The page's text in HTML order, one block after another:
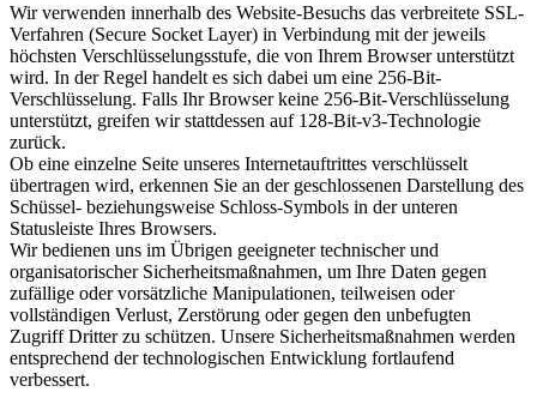
Wir verwenden innerhalb des Website-Besuchs das verbreitete SSL-
Verfahren (Secure Socket Layer) in Verbindung mit der jeweils
höchsten Verschlüsselungsstufe, die von Ihrem Browser unterstützt
wird. In der Regel handelt es sich dabei um eine 256-Bit-
Verschlüsselung. Falls Ihr Browser keine 256-Bit-Verschlüsselung
unterstützt, greifen wir stattdessen auf 128-Bit-v3-Technologie
zurück.
Ob eine einzelne Seite unseres Internetauftrittes verschlüsselt
übertragen wird, erkennen Sie an der geschlossenen Darstellung des
Schüssel- beziehungsweise Schloss-Symbols in der unteren
Statusleiste Ihres Browsers.
Wir bedienen uns im Übrigen geeigneter technischer und
organisatorischer Sicherheitsmaßnahmen, um Ihre Daten gegen
zufällige oder vorsätzliche Manipulationen, teilweisen oder
vollständigen Verlust, Zerstörung oder gegen den unbefugten
Zugriff Dritter zu schützen. Unsere Sicherheitsmaßnahmen werden
entsprechend der technologischen Entwicklung fortlaufend
verbessert.